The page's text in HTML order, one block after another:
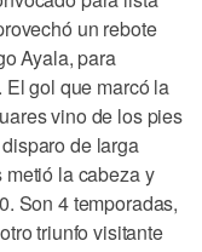
un rebote
Ayala, para
El gol que marcó la
vino de los pies
de larga
la cabeza y
Son 4 temporadas,
triunfo visitante